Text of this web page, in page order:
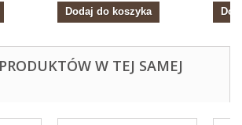
Dodaj do koszyka
W TEJ SAMEJ